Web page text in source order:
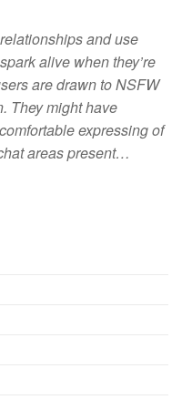
and use
alive when they’re
are drawn to NSFW
They might have
expressing of
areas present…